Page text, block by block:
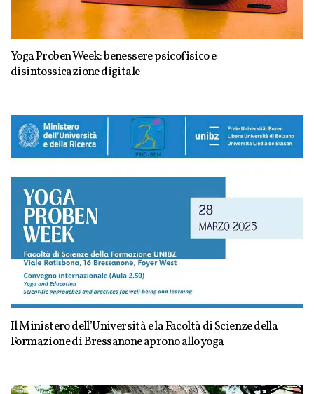
Yoga Proben Week: benessere psicofisico e
disintossicazione digitale
Il Ministero dell’Università e la Facoltà di Scienze della
Formazione di Bressanone aprono allo yoga